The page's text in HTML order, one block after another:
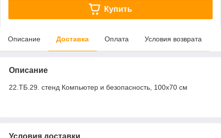
Купить
Описание Доставка Оплата Условия возврата
Описание
22.ТБ.29. стенд Компьютер и безопасность, 100х70 см
Условия доставки